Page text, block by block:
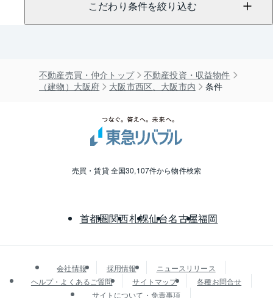
こだわり条件を絞り込む
不動産売買・仲介トップ
不動産投資・収益物件
（建物）大阪府
大阪市西区、大阪市内 条件
売買・賃貸 全国30,107件から物件検索
首都圏関西札幌仙台名古屋福岡
会社情報 採用情報
ニュースリリース
ヘルプ・よくあるご質問
サイトマップ
各種お問合せ
サイトについて・免責事項